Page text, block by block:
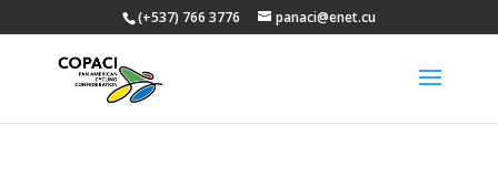
(+537) 766 3776 panaci@enet.cu